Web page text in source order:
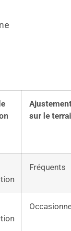
sur le
Fréquents